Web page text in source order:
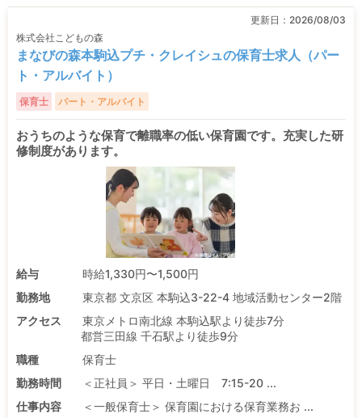
更新日： 2026/08/03
株式会社こどもの森
まなびの森本駒込プチ・クレイシュの保育士求人（パー
ト・アルバイト）
保育士 パート・アルバイト
おうちのような保育で離職率の低い保育園です。充実した研
修制度があります。
給与
時給1,330円〜1,500円
勤務地
東京都 文京区 本駒込3-22-4 地域活動センター2階
アクセス
東京メトロ南北線 本駒込駅より徒歩7分
都営三田線 千石駅より徒歩9分
職種
保育士
勤務時間
＜正社員＞ 平日・土曜日 7:15-20 ...
仕事内容
＜一般保育士＞ 保育園における保育業務お ...